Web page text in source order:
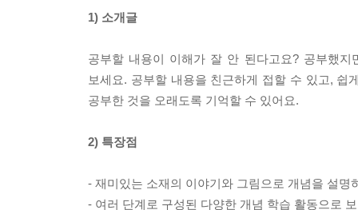
1) 소개글
공부할 내용이 이해가 잘 안 된다고요? 공부했
보세요. 공부할 내용을 친근하게 접할 수 있고,
공부한 것을 오래도록 기억할 수 있어요.
2) 특장점
- 재미있는 소재의 이야기와 그림으로 개념을 설명
- 여러 단계로 구성된 다양한 개념 학습 활동으로